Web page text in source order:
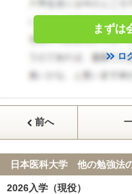
まずは
ロ
前へ
日本医科大学 他の勉強法
2026入学（現役）